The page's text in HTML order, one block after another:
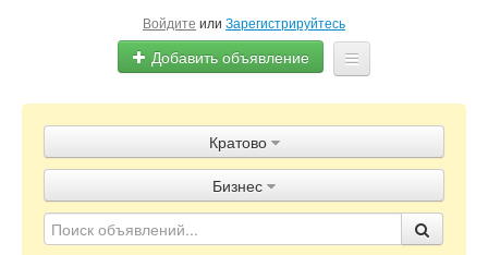
Войдите или Зарегистрируйтесь
Добавить объявление
Объявления
Блог
Кратово
Бизнес